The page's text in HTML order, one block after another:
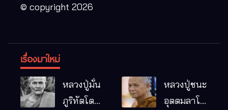
© copyright 2026
เรื่องมาใหม่
หลวงปู่มั่น
ภูริทัตโต
หลวงปู่ชนะ
อุตตมลาโภ